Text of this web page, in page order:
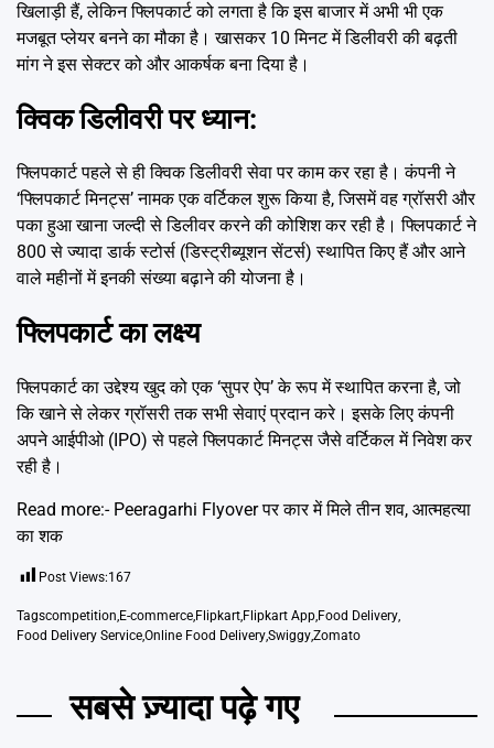
खिलाड़ी हैं, लेकिन फ्लिपकार्ट को लगता है कि इस बाजार में अभी भी एक
मजबूत प्लेयर बनने का मौका है। खासकर 10 मिनट में डिलीवरी की बढ़ती
मांग ने इस सेक्टर को और आकर्षक बना दिया है।
क्विक डिलीवरी पर ध्यान:
फ्लिपकार्ट पहले से ही क्विक डिलीवरी सेवा पर काम कर रहा है। कंपनी ने
‘फ्लिपकार्ट मिनट्स’ नामक एक वर्टिकल शुरू किया है, जिसमें वह ग्रॉसरी और
पका हुआ खाना जल्दी से डिलीवर करने की कोशिश कर रही है। फ्लिपकार्ट ने
800 से ज्यादा डार्क स्टोर्स (डिस्ट्रीब्यूशन सेंटर्स) स्थापित किए हैं और आने
वाले महीनों में इनकी संख्या बढ़ाने की योजना है।
फ्लिपकार्ट का लक्ष्य
फ्लिपकार्ट का उद्देश्य खुद को एक ‘सुपर ऐप’ के रूप में स्थापित करना है, जो
कि खाने से लेकर ग्रॉसरी तक सभी सेवाएं प्रदान करे। इसके लिए कंपनी
अपने आईपीओ (IPO) से पहले फ्लिपकार्ट मिनट्स जैसे वर्टिकल में निवेश कर
रही है।
Read more:- Peeragarhi Flyover पर कार में मिले तीन शव, आत्महत्या
का शक
Post Views:167
Tagscompetition E-commerce Flipkart Flipkart App Food Delivery
Food Delivery ServiceOnline Food DeliverySwiggyZomato
सबसे ज़्यादा पढ़े गए